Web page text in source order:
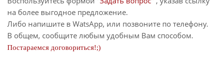
на более выгодное предложение.
Либо напишите в WatsApp, или позвоните по телефону.
В общем, сообщите любым удобным Вам способом.
Постараемся договориться!;)